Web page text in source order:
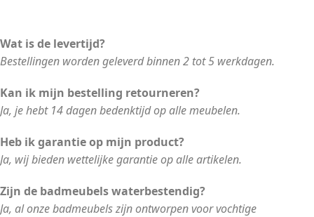
Wat is de levertijd?
Bestellingen worden geleverd binnen 2 tot 5 werkdagen.
Kan ik mijn bestelling retourneren?
Ja, je hebt 14 dagen bedenktijd op alle meubelen.
Heb ik garantie op mijn product?
Ja, wij bieden wettelijke garantie op alle artikelen.
Zijn de badmeubels waterbestendig?
Ja, al onze badmeubels zijn ontworpen voor vochtige